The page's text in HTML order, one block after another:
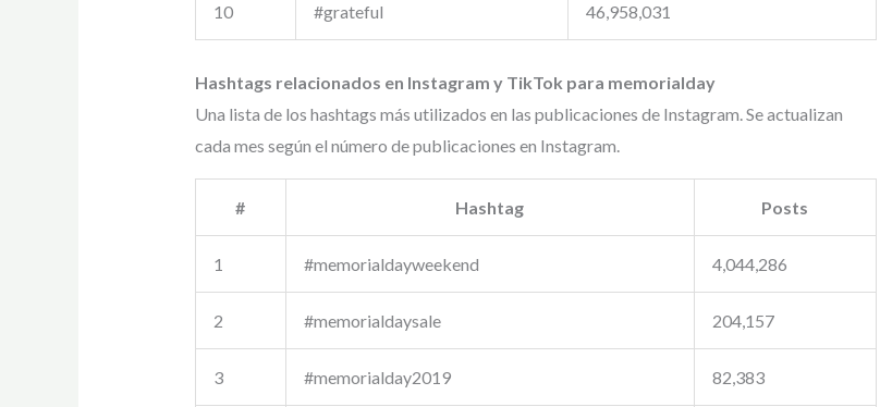
10 #grateful 46,958,031
Hashtags relacionados en Instagram y TikTok para memorialday
Una lista de los hashtags más utilizados en las publicaciones de Instagram. Se actualizan
cada mes según el número de publicaciones en Instagram.
# Hashtag Posts
1 #memorialdayweekend 4,044,286
2 #memorialdaysale 204,157
3 #memorialday2019 82,383